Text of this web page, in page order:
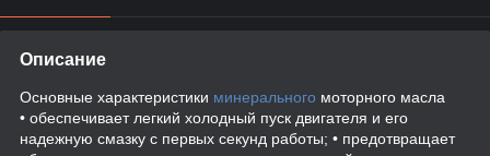
Описание
Основные характеристики минерального моторного масла
• обеспечивает легкий холодный пуск двигателя и его
надежную смазку с первых секунд работы; • предотвращает